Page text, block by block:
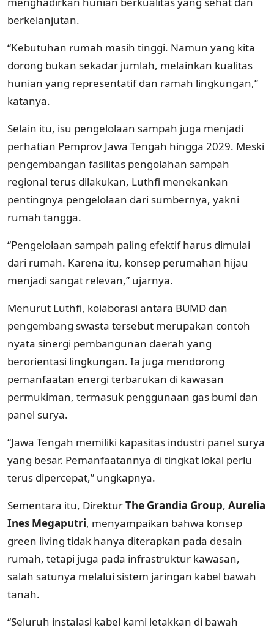
berkelanjutan.
“Kebutuhan rumah masih tinggi. Namun yang kita
dorong bukan sekadar jumlah, melainkan kualitas
hunian yang representatif dan ramah lingkungan,”
katanya.
Selain itu, isu pengelolaan sampah juga menjadi
perhatian Pemprov Jawa Tengah hingga 2029. Meski
pengembangan fasilitas pengolahan sampah
regional terus dilakukan, Luthfi menekankan
pentingnya pengelolaan dari sumbernya, yakni
rumah tangga.
“Pengelolaan sampah paling efektif harus dimulai
dari rumah. Karena itu, konsep perumahan hijau
menjadi sangat relevan,” ujarnya.
Menurut Luthfi, kolaborasi antara BUMD dan
pengembang swasta tersebut merupakan contoh
nyata sinergi pembangunan daerah yang
berorientasi lingkungan. Ia juga mendorong
pemanfaatan energi terbarukan di kawasan
permukiman, termasuk penggunaan gas bumi dan
panel surya.
“Jawa Tengah memiliki kapasitas industri panel surya
yang besar. Pemanfaatannya di tingkat lokal perlu
terus dipercepat,” ungkapnya.
Sementara itu, DirekturThe Grandia Group, Aurelia
Ines Megaputri, menyampaikan bahwa konsep
green living tidak hanya diterapkan pada desain
rumah, tetapi juga pada infrastruktur kawasan,
salah satunya melalui sistem jaringan kabel bawah
tanah.
“Seluruh instalasi kabel kami letakkan di bawah